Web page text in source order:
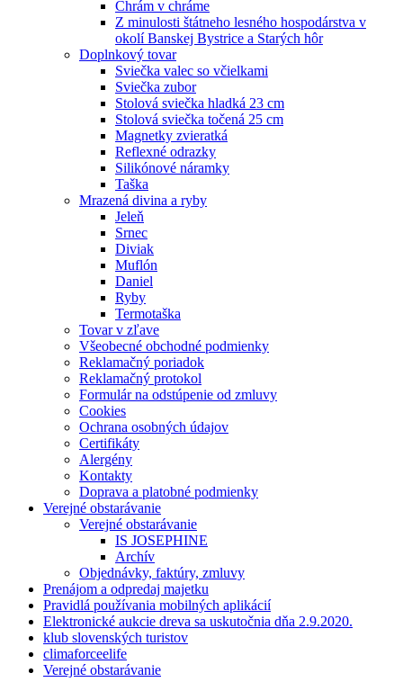
Chrám v chráme
Z minulosti štátneho lesného hospodárstva v
okolí Banskej Bystrice a Starých hôr
Doplnkový tovar
Sviečka valec so včielkami
Sviečka zubor
Stolová sviečka hladká 23 cm
Stolová sviečka točená 25 cm
Magnetky zvieratká
Reflexné odrazky
Silikónové náramky
Taška
Mrazená divina a ryby
Jeleň
Srnec
Diviak
Muflón
Daniel
Ryby
Termotaška
Tovar v zľave
Všeobecné obchodné podmienky
Reklamačný poriadok
Reklamačný protokol
Formulár na odstúpenie od zmluvy
Cookies
Ochrana osobných údajov
Certifikáty
Alergény
Kontakty
Doprava a platobné podmienky
Verejné obstarávanie
Verejné obstarávanie
IS JOSEPHINE
Archív
Objednávky, faktúry, zmluvy
Prenájom a odpredaj majetku
Pravidlá používania mobilných aplikácií
Elektronické aukcie dreva sa uskutočnia dňa 2.9.2020.
klub slovenských turistov
climaforceelife
Verejné obstarávanie